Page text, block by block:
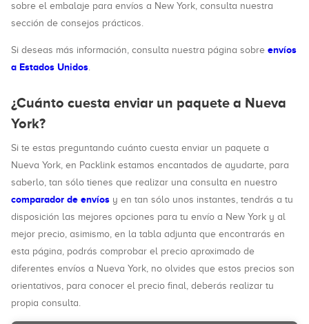
sobre el embalaje para envíos a New York, consulta nuestra
sección de consejos prácticos.
Si deseas más información, consulta nuestra página sobre envíos
a Estados Unidos.
¿Cuánto cuesta enviar un paquete a Nueva
York?
Si te estas preguntando cuánto cuesta enviar un paquete a
Nueva York, en Packlink estamos encantados de ayudarte, para
saberlo, tan sólo tienes que realizar una consulta en nuestro
comparador de envíos y en tan sólo unos instantes, tendrás a tu
disposición las mejores opciones para tu envío a New York y al
mejor precio, asimismo, en la tabla adjunta que encontrarás en
esta página, podrás comprobar el precio aproximado de
diferentes envíos a Nueva York, no olvides que estos precios son
orientativos, para conocer el precio final, deberás realizar tu
propia consulta.